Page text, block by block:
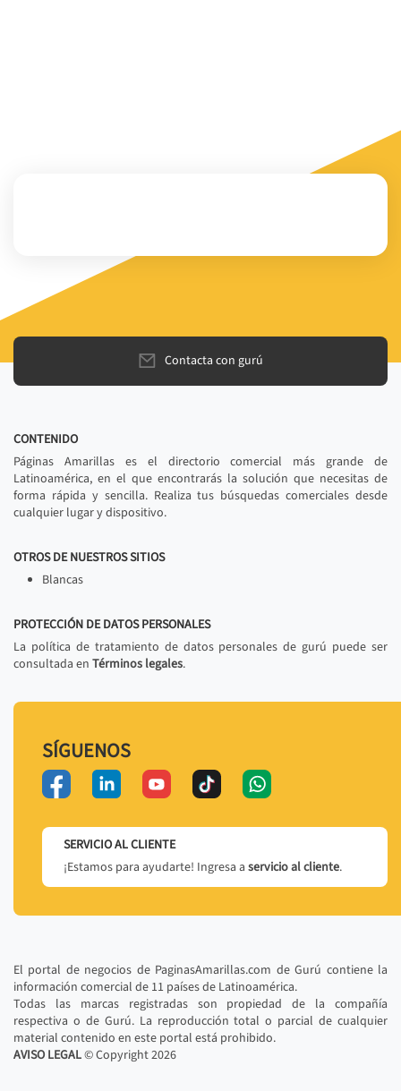
Contacta con gurú
CONTENIDO
Páginas Amarillas es el directorio comercial más grande de
Latinoamérica, en el que encontrarás la solución que necesitas de
forma rápida y sencilla. Realiza tus búsquedas comerciales desde
cualquier lugar y dispositivo.
OTROS DE NUESTROS SITIOS
Blancas
PROTECCIÓN DE DATOS PERSONALES
La política de tratamiento de datos personales de gurú puede ser
consultada en Términos legales.
SÍGUENOS
SERVICIO AL CLIENTE
¡Estamos para ayudarte! Ingresa a servicio al cliente.
El portal de negocios de PaginasAmarillas.com de Gurú contiene la
información comercial de 11 países de Latinoamérica.
Todas las marcas registradas son propiedad de la compañía
respectiva o de Gurú. La reproducción total o parcial de cualquier
material contenido en este portal está prohibido.
AVISO LEGAL© Copyright2026